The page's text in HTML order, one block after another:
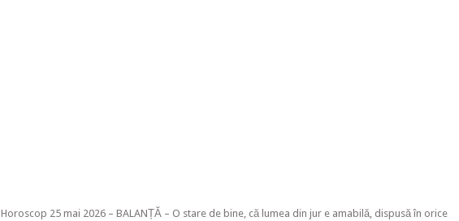
Horoscop 25 mai 2026 – BALANȚĂ – O stare de bine, că lumea din jur e amabilă, dispusă în orice